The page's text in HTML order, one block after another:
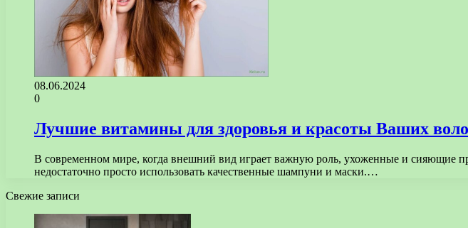
08.06.2024
0
Лучшие витамины для здоровья и красоты Ваших
В современном мире, когда внешний вид играет важную роль, ухоженные и сияющие
недостаточно просто использовать качественные шампуни и маски.…
Свежие записи